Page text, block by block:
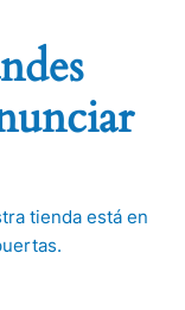
tienda está en